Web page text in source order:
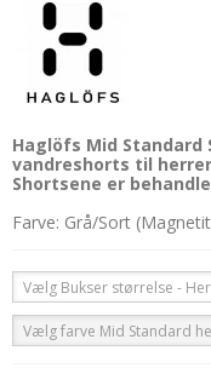
Haglöfs Mid
vandreshorts til
Shortsene er
Farve: Grå/Sort
Vælg Bukser størrelse -
Vælg farve Mid Standard